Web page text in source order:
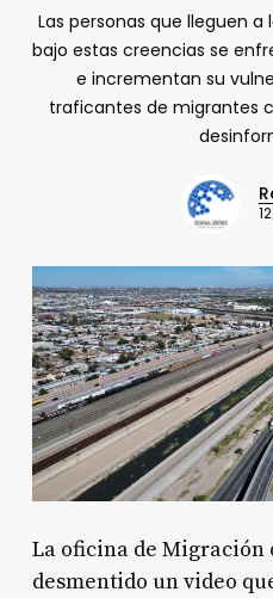
Las personas que lleguen
bajo estas creencias se
e incrementan su
traficantes de migrantes
La oficina de Migración
desmentido un video